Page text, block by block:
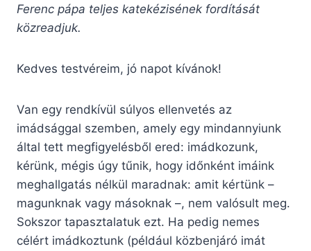
Ferenc pápa teljes katekézisének fordítását
közreadjuk.
Kedves testvéreim, jó napot kívánok!
Van egy rendkívül súlyos ellenvetés az
imádsággal szemben, amely egy mindannyiunk
által tett megfigyelésből ered: imádkozunk,
kérünk, mégis úgy tűnik, hogy időnként imáink
meghallgatás nélkül maradnak: amit kértünk –
magunknak vagy másoknak –, nem valósult meg.
Sokszor tapasztalatuk ezt. Ha pedig nemes
célért imádkoztunk (például közbenjáró imát